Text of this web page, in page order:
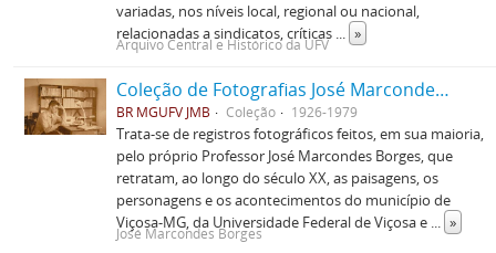
variadas, nos níveis local, regional ou nacional,
relacionadas a sindicatos, críticas ... »
Arquivo Central e Histórico da UFV
Coleção de Fotografias José Marcondes Borges
BR MGUFV JMB Coleção 1926-1979
Trata-se de registros fotográficos feitos, em sua maioria,
pelo próprio Professor José Marcondes Borges, que
retratam, ao longo do século XX, as paisagens, os
personagens e os acontecimentos do município de
Viçosa-MG, da Universidade Federal de Viçosa e ... »
José Marcondes Borges